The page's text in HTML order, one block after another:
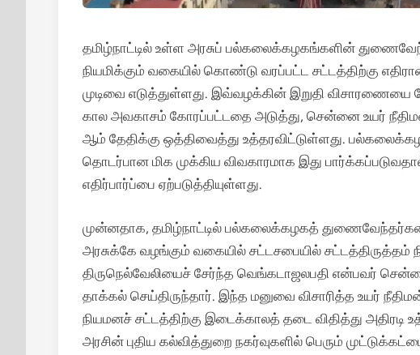
தமிழ்நாட்டில் உள்ள அரசுப் பல்கலைக்கழகங்களின்
நியமிக்கும் வகையில் கொண்டு வரப்பட்ட சட்டத்திற்கு
முடிவை எடுத்துள்ளது. இவ்வழக்கின் இறுதி விசாரணையை
கால அவகாசம் கோரப்பட்டதை அடுத்து, சென்னை உயர்
ஆம் தேதிக்கு ஒத்திவைத்து உத்தரவிட்டுள்ளது.
தொடர்பான மிக முக்கிய விவகாரமாக இது
எதிர்பார்ப்பை ஏற்படுத்தியுள்ளது.
முன்னதாக, தமிழ்நாட்டில் பல்கலைக்கழகத் துணைவேந்தர்களை
அரசுக்கே வழங்கும் வகையில் சட்டசபையில் சட்டத்திருத்தம்
திருநெல்வேலியைச் சேர்ந்த வெங்கடாஜலபதி என்பவர்
தாக்கல் செய்திருந்தார். இந்த மனுவை விசாரித்த உயர்
நியமனச் சட்டத்திற்கு இடைக்காலத் தடை விதித்து அதிரடி
அரசின் புதிய கல்வித்துறை நகர்வுகளில் பெரும்